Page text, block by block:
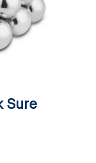
Sure